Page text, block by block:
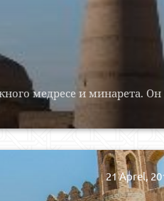
медресе и минарета.
21 Aprel,